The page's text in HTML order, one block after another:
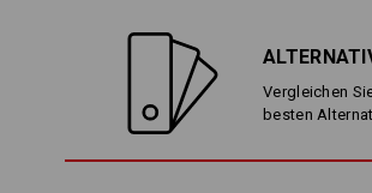
Vergleichen
besten